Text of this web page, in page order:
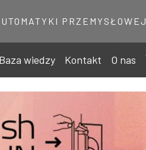
PRZEMYSŁOWEJ
Baza wiedzy Kontakt O nas